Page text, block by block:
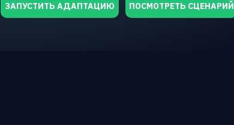
ПОСМОТРЕТЬ СЦЕНАРИЙ
ЗАПУСТИТЬ АДАПТАЦИЮ